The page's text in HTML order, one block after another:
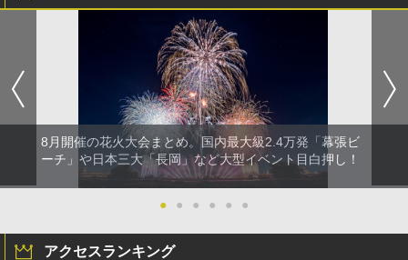
8月開催の花火大会まとめ。国内最大級2.4万発「幕張ビ
ーチ」や日本三大「長岡」など大型イベント目白押し！
● ● ● ● ● ●
アクセスランキング